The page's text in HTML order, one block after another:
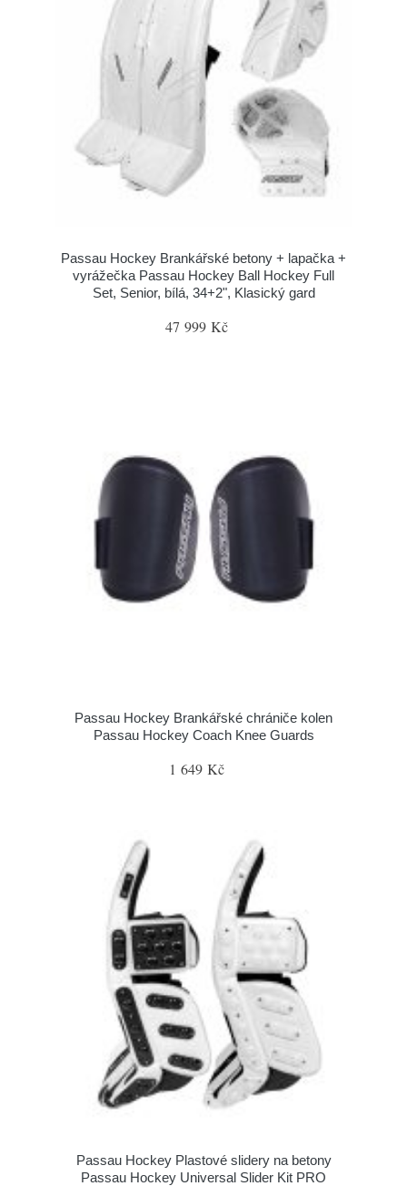
Passau Hockey Brankářské betony + lapačka +
vyrážečka Passau Hockey Ball Hockey Full
Set, Senior, bílá, 34+2", Klasický gard
47 999 Kč
Passau Hockey Brankářské chrániče kolen
Passau Hockey Coach Knee Guards
1 649 Kč
Passau Hockey Plastové slidery na betony
Passau Hockey Universal Slider Kit PRO